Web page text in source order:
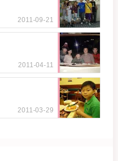
2011-09-21
2011-04-11
2011-03-29